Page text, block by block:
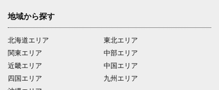
地域から探す
北海道エリア
関東エリア
近畿エリア
四国エリア
東北エリア
中部エリア
中国エリア
九州エリア